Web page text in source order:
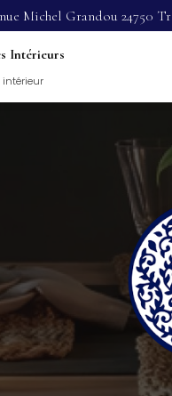
Michel Grandou 24750
Intérieurs
intérieur